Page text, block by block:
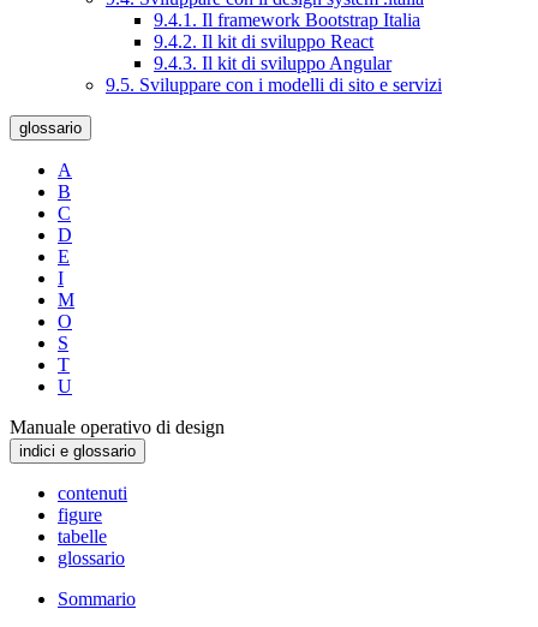
9.4.1. Il framework Bootstrap Italia
9.4.2. Il kit di sviluppo React
9.4.3. Il kit di sviluppo Angular
9.5. Sviluppare con i modelli di sito e servizi
glossario
A
B
C
D
E
I
M
O
S
T
U
Manuale operativo di design
indici e glossario
contenuti
figure
tabelle
glossario
Sommario